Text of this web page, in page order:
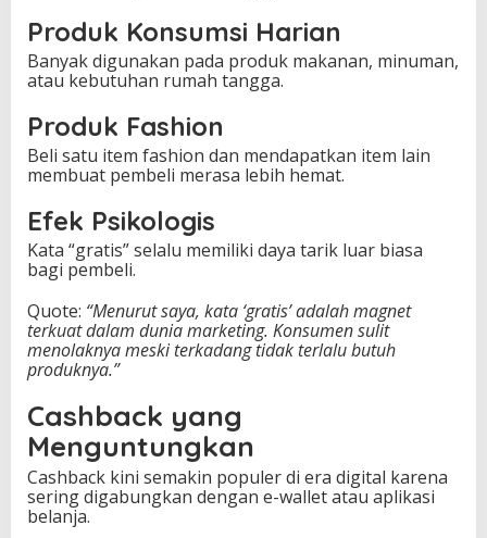
Produk Konsumsi Harian
Banyak digunakan pada produk makanan, minuman,
atau kebutuhan rumah tangga.
Produk Fashion
Beli satu item fashion dan mendapatkan item lain
membuat pembeli merasa lebih hemat.
Efek Psikologis
Kata “gratis” selalu memiliki daya tarik luar biasa
bagi pembeli.
Quote: “Menurut saya, kata ‘gratis’ adalah magnet
terkuat dalam dunia marketing. Konsumen sulit
menolaknya meski terkadang tidak terlalu butuh
produknya.”
Cashback yang
Menguntungkan
Cashback kini semakin populer di era digital karena
sering digabungkan dengan e-wallet atau aplikasi
belanja.